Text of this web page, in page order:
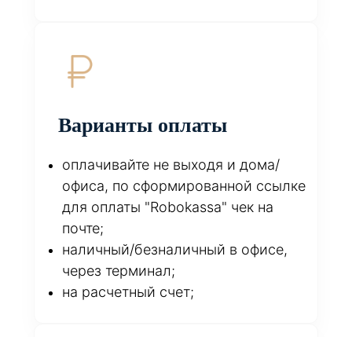
Варианты оплаты
оплачивайте не выходя и дома/
офиса, по сформированной ссылке
для оплаты "Robokassa" чек на
почте;
наличный/безналичный в офисе,
через терминал;
на расчетный счет;